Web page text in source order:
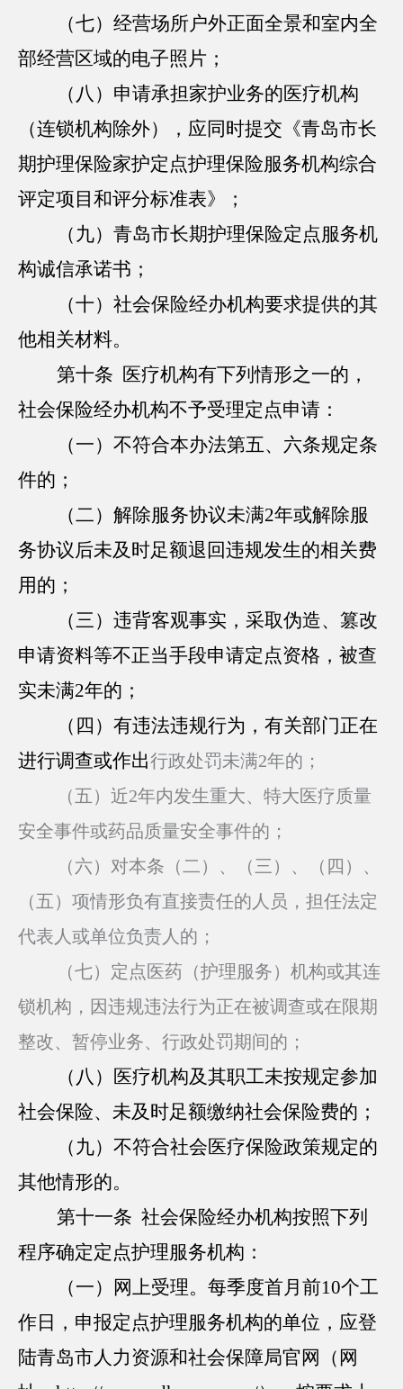
（七）经营场所户外正面全景和室内全
部经营区域的电子照片；
（八）申请承担家护业务的医疗机构
（连锁机构除外），应同时提交《青岛市长
期护理保险家护定点护理保险服务机构综合
评定项目和评分标准表》；
（九）青岛市长期护理保险定点服务机
构诚信承诺书；
（十）社会保险经办机构要求提供的其
他相关材料。
第十条 医疗机构有下列情形之一的，
社会保险经办机构不予受理定点申请：
（一）不符合本办法第五、六条规定条
件的；
（二）解除服务协议未满2年或解除服
务协议后未及时足额退回违规发生的相关费
用的；
（三）违背客观事实，采取伪造、篡改
申请资料等不正当手段申请定点资格，被查
实未满2年的；
（四）有违法违规行为，有关部门正在
进行调查或作出行政处罚未满2年的；
（五）近2年内发生重大、特大医疗质量
安全事件或药品质量安全事件的；
（六）对本条（二）、（三）、（四）、
（五）项情形负有直接责任的人员，担任法定
代表人或单位负责人的；
（七）定点医药（护理服务）机构或其连
锁机构，因违规违法行为正在被调查或在限期
整改、暂停业务、行政处罚期间的；
（八）医疗机构及其职工未按规定参加
社会保险、未及时足额缴纳社会保险费的；
（九）不符合社会医疗保险政策规定的
其他情形的。
第十一条 社会保险经办机构按照下列
程序确定定点护理服务机构：
（一）网上受理。每季度首月前10个工
作日，申报定点护理服务机构的单位，应登
陆青岛市人力资源和社会保障局官网（网